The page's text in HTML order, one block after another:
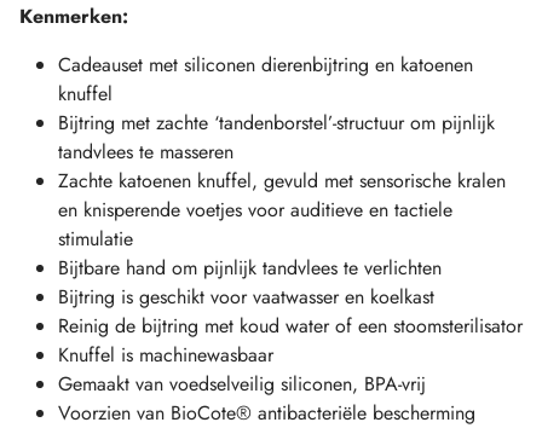
Kenmerken:
Cadeauset met siliconen dierenbijtring en katoenen
knuffel
Bijtring met zachte ‘tandenborstel’-structuur om pijnlijk
tandvlees te masseren
Zachte katoenen knuffel, gevuld met sensorische kralen
en knisperende voetjes voor auditieve en tactiele
stimulatie
Bijtbare hand om pijnlijk tandvlees te verlichten
Bijtring is geschikt voor vaatwasser en koelkast
Reinig de bijtring met koud water of een stoomsterilisator
Knuffel is machinewasbaar
Gemaakt van voedselveilig siliconen, BPA-vrij
Voorzien van BioCote® antibacteriële bescherming